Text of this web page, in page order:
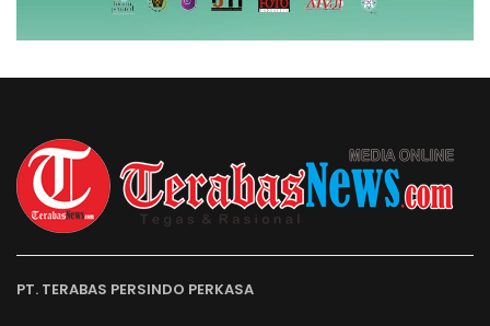
PT. TERABAS PERSINDO PERKASA